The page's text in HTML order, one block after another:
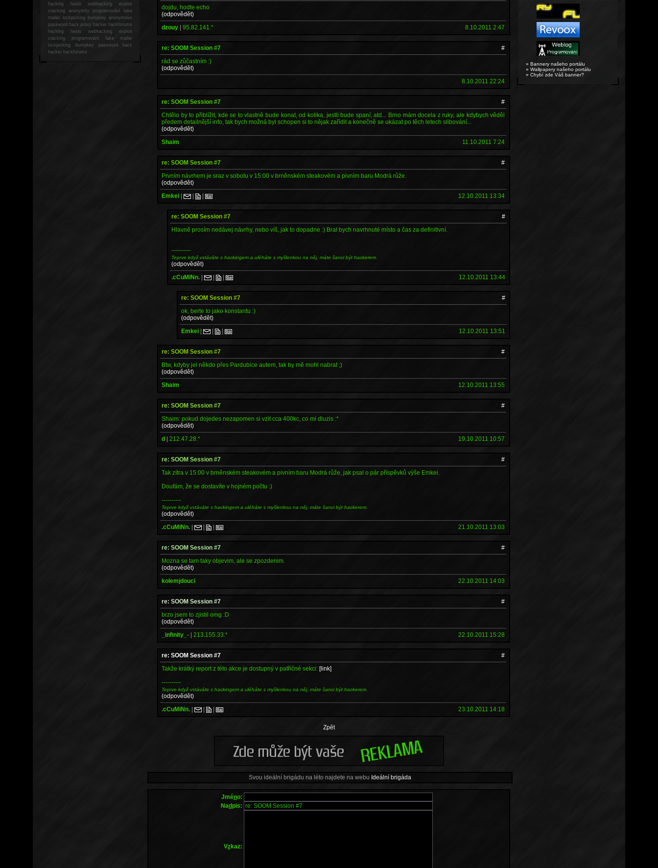
dojdu, hodte echo
(odpovědět)
dzouy |95.82.141.* 8.10.2011 2:47
re: SOOM Session #7
#
rád se zůčastním :)
(odpovědět)
8.10.2011 22:24
re: SOOM Session #7
#
Chtělo by to přiblížit, kde se to vlastně bude konat, od kolika, jestli bude spaní, atd... Brno mám docela z ruky, ale kdybych věděl
předem detailnější info, tak bych možná byl schopen si to nějak zařídit a konečně se ukázat po těch letech slibování...
(odpovědět)
Shaim
11.10.2011 7:24
re: SOOM Session #7
#
Prvním návrhem je sraz v sobotu v 15:00 v brněnském steakovém a pivním baru Modrá růže.
(odpovědět)
Emkei | | | 12.10.2011 13:34
re: SOOM Session #7
#
Hlavně prosím nedávej návrhy, nebo víš, jak to dopadne :) Bral bych navrhnuté místo a čas za definitivní.
----------
Teprve když vstáváte s hackingem a uléháte s myšlenkou na něj, máte šanci být hackerem.
(odpovědět)
.cCuMiNn. | | | 12.10.2011 13:44
re: SOOM Session #7
#
ok, berte to jako konstantu :)
(odpovědět)
Emkei | | | 12.10.2011 13:51
re: SOOM Session #7
#
Btw, kdyby jel někdo přes Pardubice autem, tak by mě mohl nabrat ;)
(odpovědět)
Shaim
12.10.2011 13:55
re: SOOM Session #7
#
Shaim: pokud dojedes nezapomen si vzit cca 400kc, co mi dluzis :*
(odpovědět)
d |212.47.28.* 19.10.2011 10:57
re: SOOM Session #7
#
Tak zítra v 15:00 v brněnském steakovém a pivním baru Modrá růže, jak psal o pár příspěvků výše Emkei.
Doufám, že se dostavíte v hojném počtu :)
----------
Teprve když vstáváte s hackingem a uléháte s myšlenkou na něj, máte šanci být hackerem.
(odpovědět)
.cCuMiNn. | | | 21.10.2011 13:03
re: SOOM Session #7
#
Mozna se tam taky objevim, ale se zpozdenim.
(odpovědět)
kolemjdouci
22.10.2011 14:03
re: SOOM Session #7
#
brzo jsem to zjistil omg :D
(odpovědět)
_infinity_- |213.155.33.* 22.10.2011 15:28
re: SOOM Session #7
#
Takže krátký report z této akce je dostupný v patřičné sekci:[link]
----------
Teprve když vstáváte s hackingem a uléháte s myšlenkou na něj, máte šanci být hackerem.
(odpovědět)
.cCuMiNn. | | | 23.10.2011 14:18
Zpět
Svou ideální brigádu na léto najdete na webu Ideální brigáda
Jméno:
Nadpis:
Vzkaz:
hackingheslo webhacking exploit
cracking anonymity programování fake
mailer lockpicking bumpkey anonymous
password hack proxy hacker hackforums
hacking heslo webhacking exploit
cracking programování fake mailer
lockpicking bumpkey password hack
hackerhackforums
» Bannery našeho portálu
» Wallpapery našeho portálu
» Chybí zde Váš banner?